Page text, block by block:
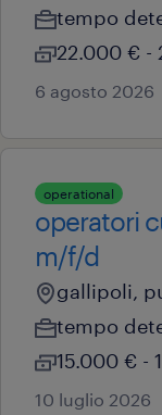
tempo
22.000 € -
6 agosto 2026
operational
operatori
m/f/d
gallipoli,
tempo
15.000 € -
10 luglio 2026